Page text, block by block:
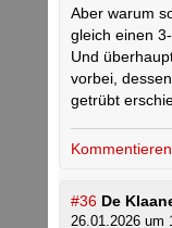
Aber warum
gleich einen
Und
vorbei,
getrübt
Kommentieren
#36 De
26.01.2026 um